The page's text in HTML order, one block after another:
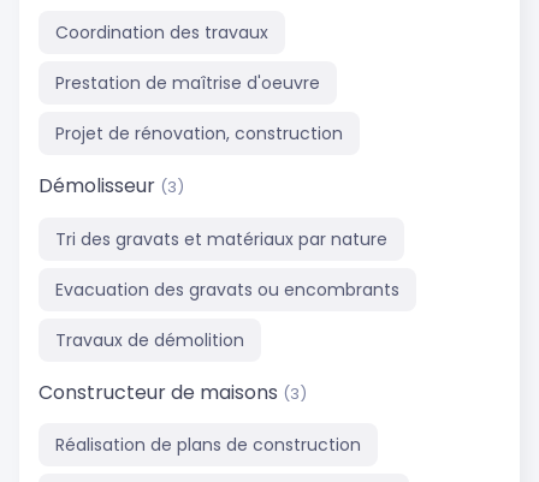
Coordination des travaux
Prestation de maîtrise d'oeuvre
Projet de rénovation, construction
Démolisseur (3)
Tri des gravats et matériaux par nature
Evacuation des gravats ou encombrants
Travaux de démolition
Constructeur de maisons (3)
Réalisation de plans de construction